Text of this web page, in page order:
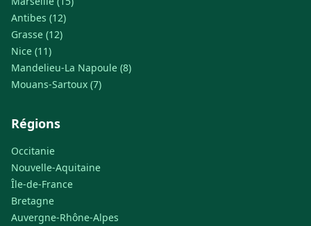
Antibes (12)
Grasse (12)
Nice (11)
Mandelieu-La Napoule (8)
Mouans-Sartoux (7)
Régions
Occitanie
Nouvelle-Aquitaine
Île-de-France
Bretagne
Auvergne-Rhône-Alpes